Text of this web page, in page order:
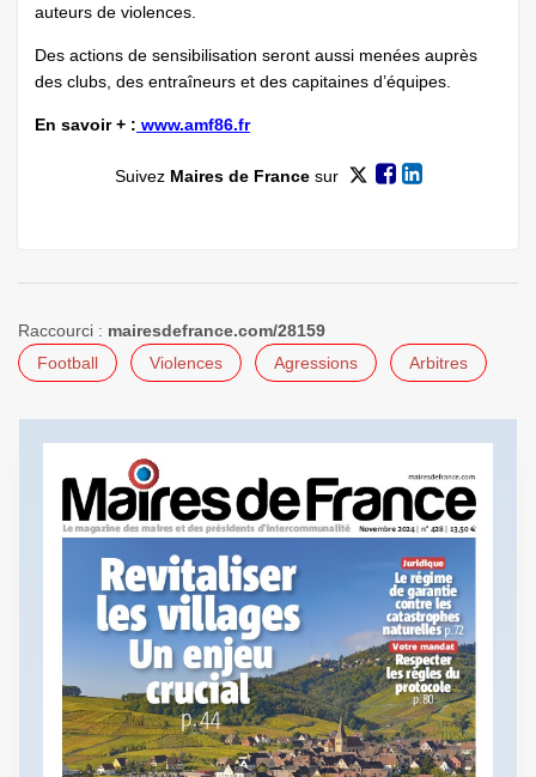
auteurs de violences.
Des actions de sensibilisation seront aussi menées auprès
des clubs, des entraîneurs et des capitaines d’équipes.
En savoir + : www.amf86.fr
Suivez Maires de Francesur
Raccourci : mairesdefrance.com/28159
Football
Violences Agressions Arbitres